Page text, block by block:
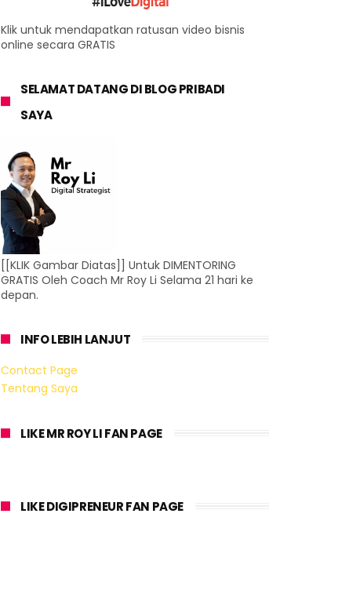
Klik untuk mendapatkan ratusan video bisnis
online secara GRATIS
SELAMAT DATANG DI BLOG PRIBADI
SAYA
[[KLIK Gambar Diatas]] Untuk DIMENTORING
GRATIS Oleh Coach Mr Roy Li Selama 21 hari ke
depan.
INFO LEBIH LANJUT
Contact Page
Tentang Saya
LIKE MR ROY LI FAN PAGE
LIKE DIGIPRENEUR FAN PAGE